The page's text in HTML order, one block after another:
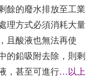
餘的廢水排放至工業
理方式必須消耗大量
且酸液也無法再使
的鉛吸附去除，則剩
，甚至可進行…以上